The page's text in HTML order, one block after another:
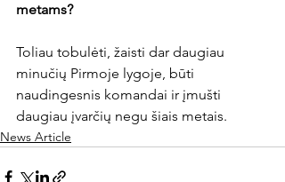
metams?
Toliau tobulėti, žaisti dar daugiau
minučių Pirmoje lygoje, būti
naudingesnis komandai ir įmušti
daugiau įvarčių negu šiais metais.
News Article